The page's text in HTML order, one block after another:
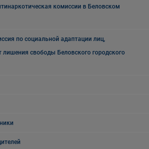
комиссии в Беловском
по социальной адаптации лиц,
лишения свободы Беловского городского